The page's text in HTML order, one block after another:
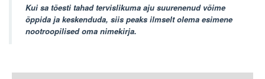
Kui sa tõesti tahad tervislikuma aju suurenenud võime
õppida ja keskenduda, siis peaks ilmselt olema esimene
nootroopilised oma nimekirja.